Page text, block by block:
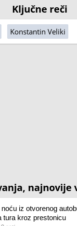
Ključne reči
Konstantin Veliki
najnovije
noću iz otvorenog
tura kroz prestonicu